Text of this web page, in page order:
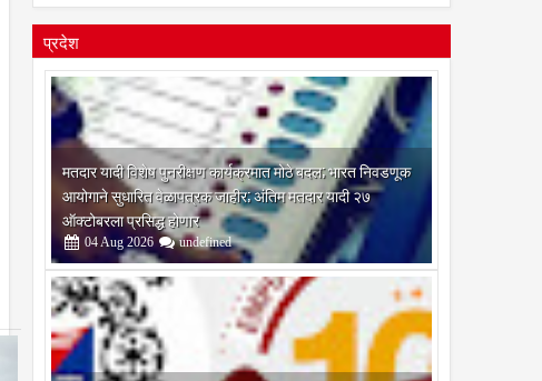
प्रदेश
मतदार यादी विशेष पुनरीक्षण कार्यक्रमात मोठे बदल; भारत निवडणूक
आयोगाने सुधारित वेळापत्रक जाहीर; अंतिम मतदार यादी २७
ऑक्टोबरला प्रसिद्ध होणार
04 Aug 2026 undefined